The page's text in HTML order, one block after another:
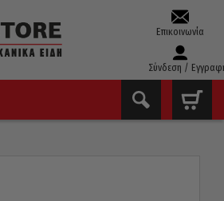
Επικοινωνία
Σύνδεση /